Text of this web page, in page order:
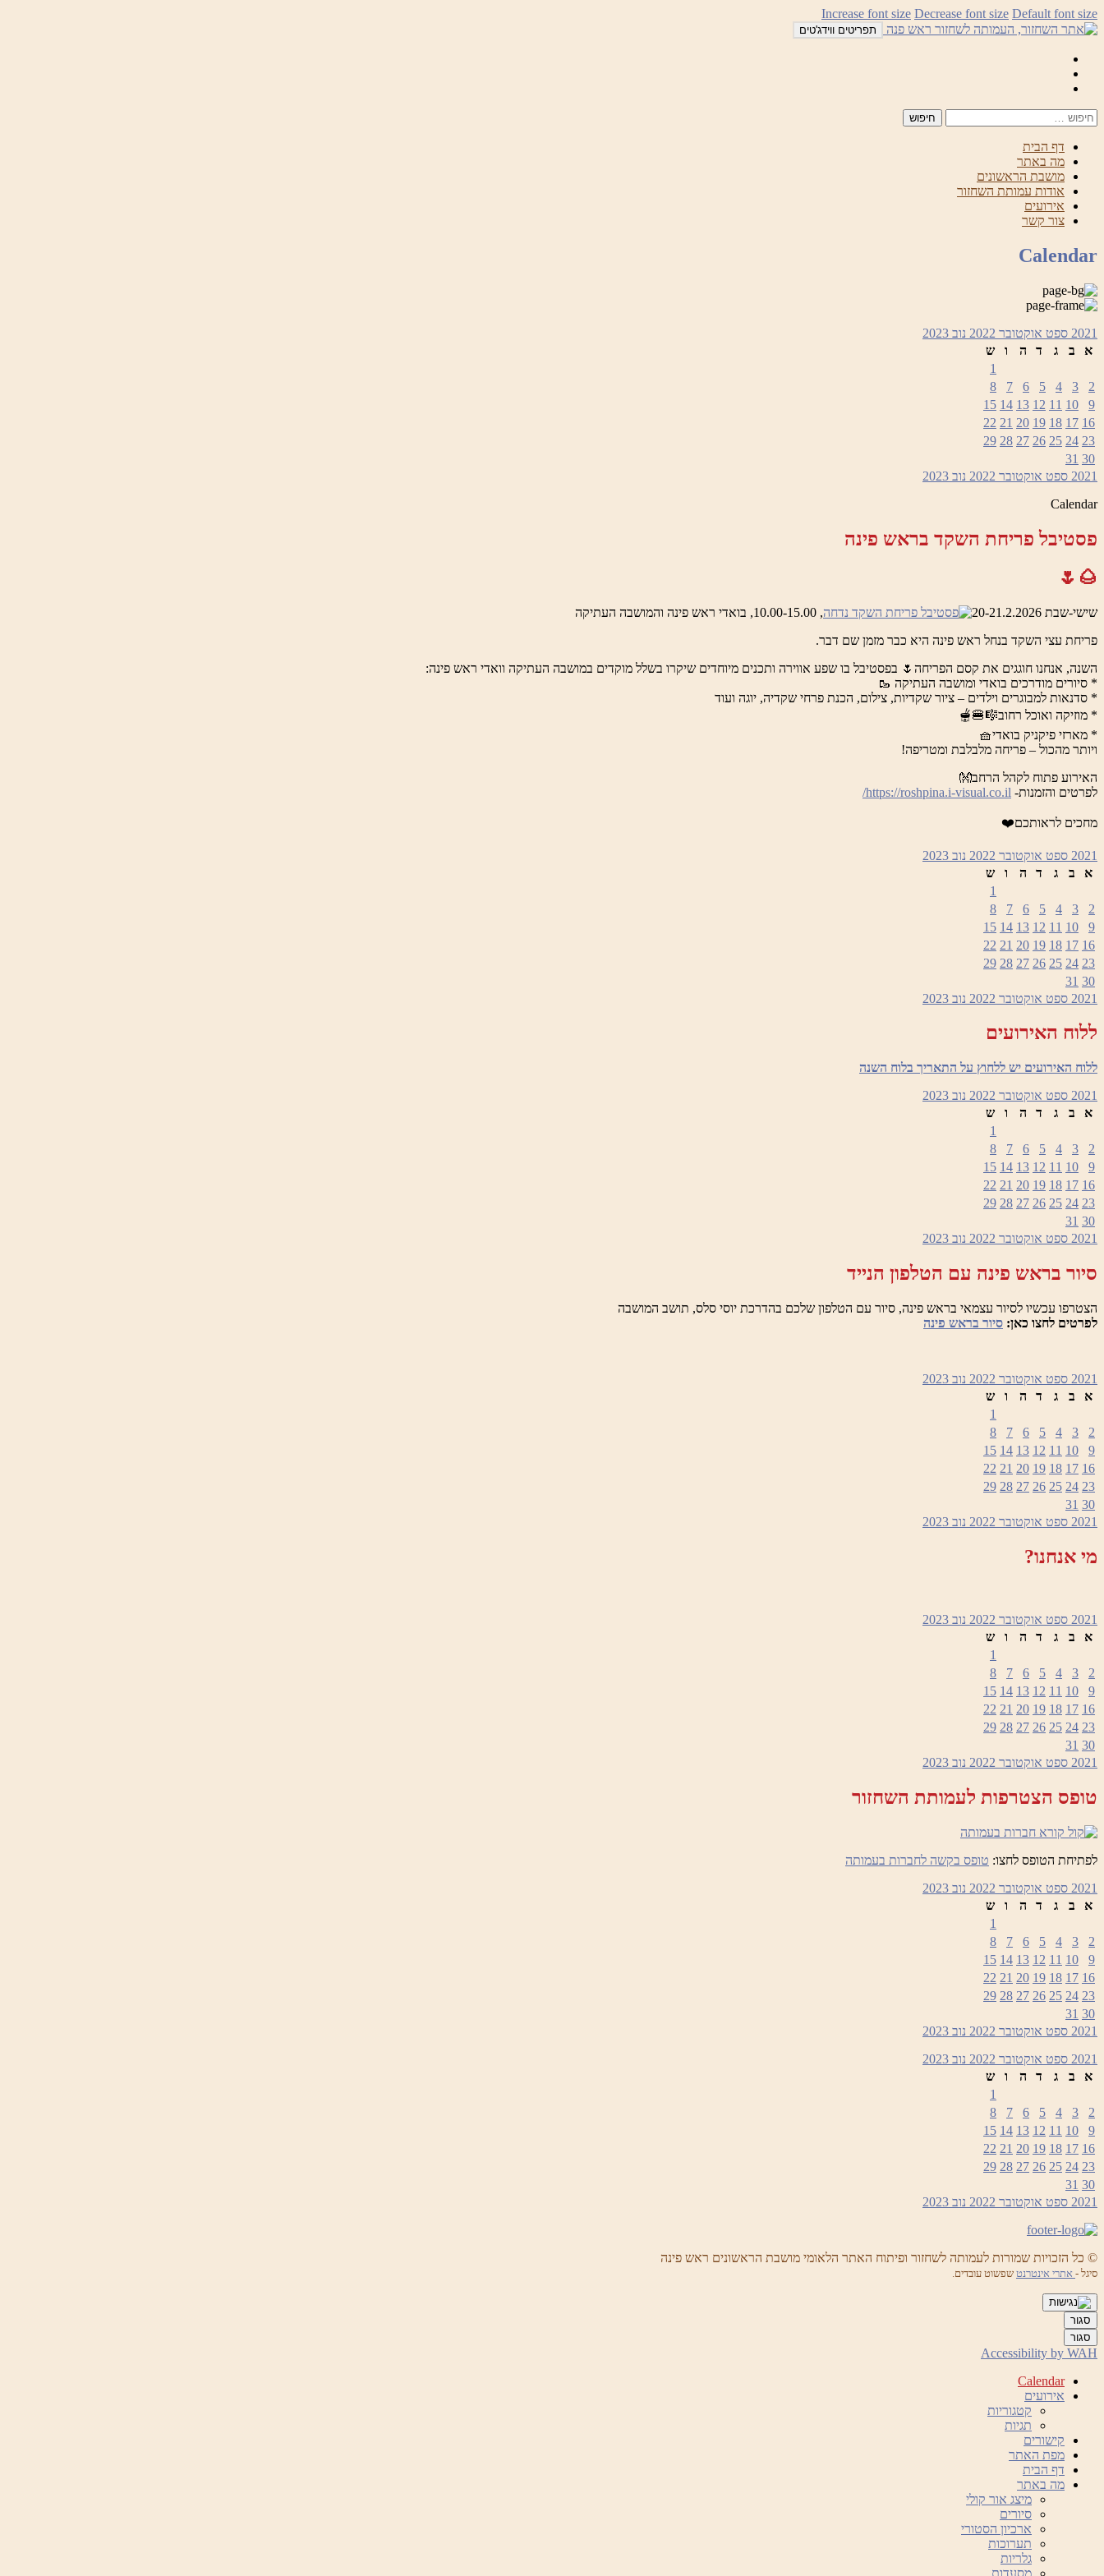
לדלג
לתוכן
Increase font size Decrease font size Default font size
תפריטים ווידג'טים
דף הבית
מה באתר
מושבת הראשונים
אודות עמותת השחזור
אירועים
צור קשר
Calendar
2021 ספט אוקטובר 2022 נוב 2023
א
ב ג ד ה ו
ש
1
2
3
4
5
6
7
8
9
10
11
12
13
14
15
16
17
18
19
20
21
22
23
24
25
26
27
28
29
30
31
2021 ספט אוקטובר 2022 נוב 2023
Calendar
פסטיבל פריחת השקד בראש פינה
🌰🌷
שישי-שבת 20-21.2.2026
, 10.00-15.00, בואדי ראש פינה והמושבה העתיקה
פריחת עצי השקד בנחל ראש פינה היא כבר מזמן שם דבר.
השנה, אנחנו חוגגים את קסם הפריחה🌷 בפסטיבל בו שפע אווירה ותכנים מיוחדים שיקרו בשלל מוקדים במושבה העתיקה וואדי ראש פינה:
* סיורים מודרכים בואדי ומושבה העתיקה 🥾
* סדנאות למבוגרים וילדים – ציור שקדיות, צילום, הכנת פרחי שקדיה, יוגה ועוד
* מוזיקה ואוכל רחוב🎼🍔🫕
* מארזי פיקניק בואדי🧺
ויותר מהכול – פריחה מלבלבת ומטריפה!
האירוע פתוח לקהל הרחב👐
לפרטים והזמנות- https://roshpina.i-visual.co.il/
מחכים לראותכם❤️
2021 ספט אוקטובר 2022 נוב 2023
א
ב ג ד ה ו
ש
1
2
3
4
5
6
7
8
9
10
11
12
13
14
15
16
17
18
19
20
21
22
23
24
25
26
27
28
29
30
31
2021 ספט אוקטובר 2022 נוב 2023
ללוח האירועים
ללוח האירועים יש ללחוץ על התאריך בלוח השנה
2021 ספט אוקטובר 2022 נוב 2023
א
ב ג ד ה ו
ש
1
2
3
4
5
6
7
8
9
10
11
12
13
14
15
16
17
18
19
20
21
22
23
24
25
26
27
28
29
30
31
2021 ספט אוקטובר 2022 נוב 2023
סיור בראש פינה עם הטלפון הנייד
הצטרפו עכשיו לסיור עצמאי בראש פינה, סיור עם הטלפון שלכם בהדרכת יוסי סלס, תושב המושבה
לפרטים לחצו כאן: סיור בראש פינה
2021 ספט אוקטובר 2022 נוב 2023
א
ב ג ד ה ו
ש
1
2
3
4
5
6
7
8
9
10
11
12
13
14
15
16
17
18
19
20
21
22
23
24
25
26
27
28
29
30
31
2021 ספט אוקטובר 2022 נוב 2023
מי אנחנו?
2021 ספט אוקטובר 2022 נוב 2023
א
ב ג ד ה ו
ש
1
2
3
4
5
6
7
8
9
10
11
12
13
14
15
16
17
18
19
20
21
22
23
24
25
26
27
28
29
30
31
2021 ספט אוקטובר 2022 נוב 2023
טופס הצטרפות לעמותת השחזור
לפתיחת הטופס לחצו: טופס בקשה לחברות בעמותה
2021 ספט אוקטובר 2022 נוב 2023
א
ב ג ד ה ו
ש
1
2
3
4
5
6
7
8
9
10
11
12
13
14
15
16
17
18
19
20
21
22
23
24
25
26
27
28
29
30
31
2021 ספט אוקטובר 2022 נוב 2023
2021 ספט אוקטובר 2022 נוב 2023
א
ב ג ד ה ו
ש
1
2
3
4
5
6
7
8
9
10
11
12
13
14
15
16
17
18
19
20
21
22
23
24
25
26
27
28
29
30
31
2021 ספט אוקטובר 2022 נוב 2023
© כל הזכויות שמורות לעמותה לשחזור ופיתוח האתר הלאומי מושבת הראשונים ראש פינה
סיגל - אתרי אינטרנט שפשוט עובדים.
סגור
סגור
Accessibility by WAH
Calendar
אירועים
קטגוריות
תגיות
קישורים
מפת האתר
דף הבית
מה באתר
מיצג אור קולי
סיורים
ארכיון הסטורי
תערוכות
גלריות
מסעדות